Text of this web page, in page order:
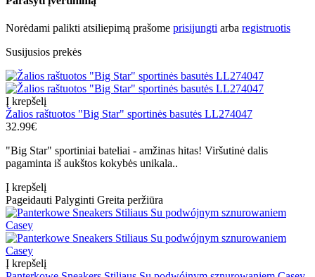
Norėdami palikti atsiliepimą prašome prisijungti arba registruotis
Susijusios prekės
Į krepšelį
Žalios raštuotos "Big Star" sportinės basutės LL274047
32.99€
"Big Star" sportiniai bateliai - amžinas hitas! Viršutinė dalis
pagaminta iš aukštos kokybės unikala..
Į krepšelį
Pageidauti Palyginti Greita peržiūra
Į krepšelį